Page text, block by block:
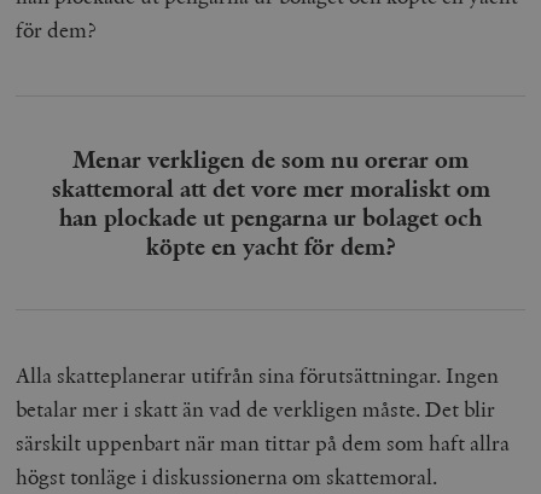
för dem?
Menar verkligen de som nu orerar om
skattemoral att det vore mer moraliskt om
han plockade ut pengarna ur bolaget och
köpte en yacht för dem?
Alla skatteplanerar utifrån sina förutsättningar. Ingen
betalar mer i skatt än vad de verkligen måste. Det blir
särskilt uppenbart när man tittar på dem som haft allra
högst tonläge i diskussionerna om skattemoral.